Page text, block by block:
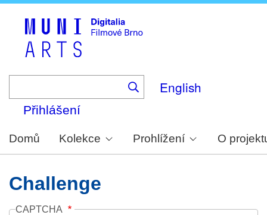
English
Přihlášení
Domů Kolekce Prohlížení O
Challenge
CAPTCHA